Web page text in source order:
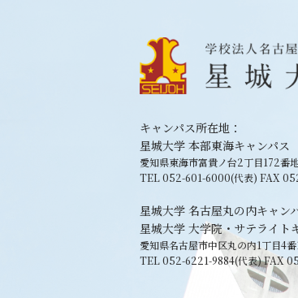
キャンパス所在地：
星城大学 本部東海キャンパス
愛知県東海市富貴ノ台2丁目172番
TEL 052-601-6000(代表) FAX
星城大学 名古屋丸の内キャン
星城大学 大学院・サテライト
愛知県名古屋市中区丸の内1丁目4
TEL 052-6221-9884(代表) FAX